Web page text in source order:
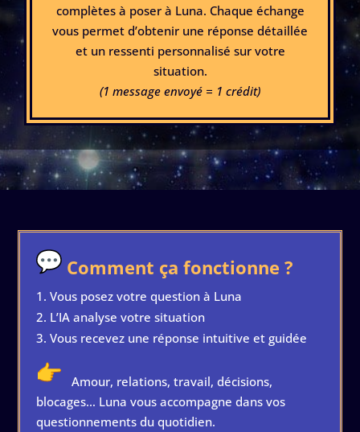
complètes à poser à Luna. Chaque échange
vous permet d’obtenir une réponse détaillée
et un ressenti personnalisé sur votre
situation.
(1 message envoyé = 1 crédit)
Comment ça fonctionne ?
Vous posez votre question à Luna
L’IA analyse votre situation
Vous recevez une réponse intuitive et guidée
Amour, relations, travail, décisions,
blocages… Luna vous accompagne dans vos
questionnements du quotidien.